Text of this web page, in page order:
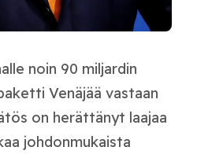
noin 90 miljardin
Venäjää vastaan
on herättänyt laajaa
johdonmukaista